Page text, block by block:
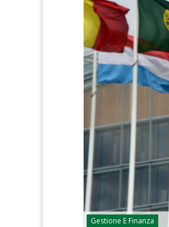
Gestione E Finanza